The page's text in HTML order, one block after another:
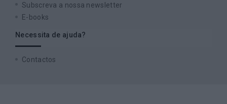
Subscreva a nossa newsletter
E-books
Necessita de ajuda?
Contactos